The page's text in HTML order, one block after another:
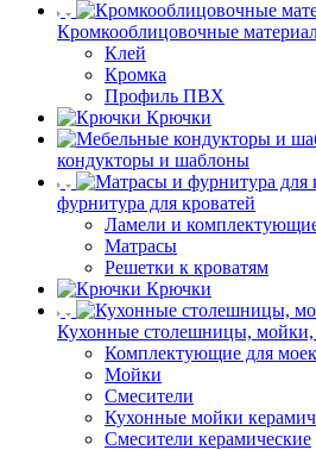
Кромкооблицовочные
Клей
Кромка
Профиль ПВХ
Крючки
кондукторы и шаблоны
фурнитура для кроватей
Ламели и
Матрасы
Решетки к кроватям
Крючки
Кухонные столешницы, мойки,
Комплектующие для
Мойки
Смесители
Кухонные мойки
Смесители керамические